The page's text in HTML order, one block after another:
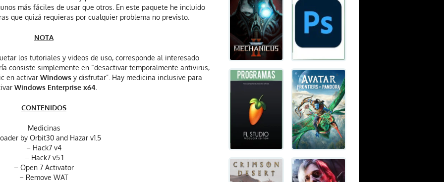
más fáciles de usar que otros. En este paquete he incluido
que quizá requieras por cualquier problema no previsto.
NOTA
los tutoriales y videos de uso, corresponde al interesado
consiste simplemente en “desactivar temporalmente antivirus,
en activar Windowsy disfrutar”. Hay medicina inclusive para
Windows Enterprise x64.
CONTENIDOS
Medicinas
by Orbit30 and Hazar v1.5
– Hack7 v4
– Hack7 v5.1
– Open 7 Activator
– Remove WAT